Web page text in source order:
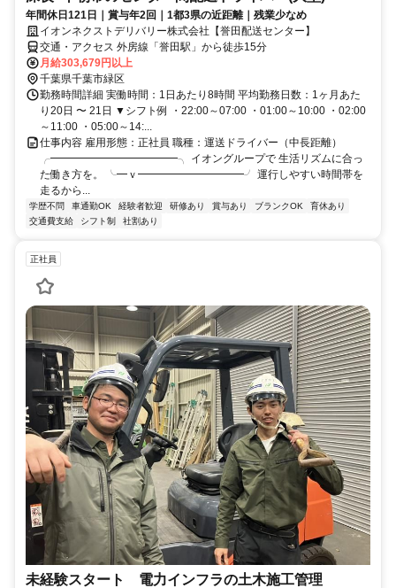
年間休日121日｜賞与年2回｜1都3県の近距離｜残業少なめ
イオンネクストデリバリー株式会社【誉田配送センター】
交通・アクセス 外房線「誉田駅」から徒歩15分
月給303,679円以上
千葉県千葉市緑区
勤務時間詳細 実働時間：1日あたり8時間 平均勤務日数：1ヶ月あた
り20日 〜 21日 ▼シフト例 ・22:00～07:00 ・01:00～10:00 ・02:00
～11:00 ・05:00～14:...
仕事内容 雇用形態：正社員 職種：運送ドライバー（中長距離）
╭━━━━━━━━━━━━╮ イオングループで 生活リズムに合っ
た働き方を。 ╰━ｖ━━━━━━━━━━╯ 運行しやすい時間帯を
走るから...
学歴不問 車通勤OK 経験者歓迎 研修あり 賞与あり ブランクOK
育休あり
交通費支給
シフト制 社割あり
正社員
未経験スタート 電力インフラの土木施工管理